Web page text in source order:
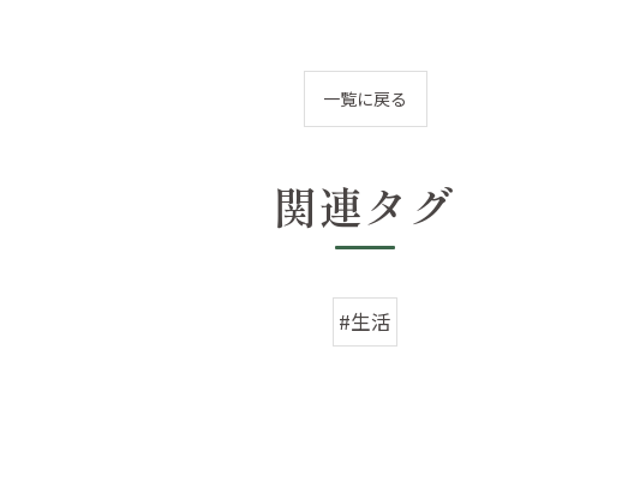
一覧に戻る
関連タグ
#生活